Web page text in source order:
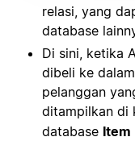
relasi, yang
database
Di sini, ketika
dibeli ke
pelanggan
ditampilkan di
database Item